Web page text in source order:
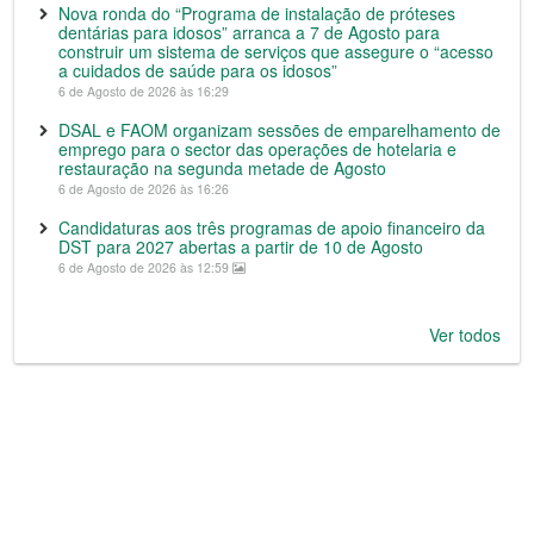
Nova ronda do “Programa de instalação de próteses
dentárias para idosos” arranca a 7 de Agosto para
construir um sistema de serviços que assegure o “acesso
a cuidados de saúde para os idosos”
6 de Agosto de 2026 às 16:29
DSAL e FAOM organizam sessões de emparelhamento de
emprego para o sector das operações de hotelaria e
restauração na segunda metade de Agosto
6 de Agosto de 2026 às 16:26
Candidaturas aos três programas de apoio financeiro da
DST para 2027 abertas a partir de 10 de Agosto
6 de Agosto de 2026 às 12:59
Ver todos